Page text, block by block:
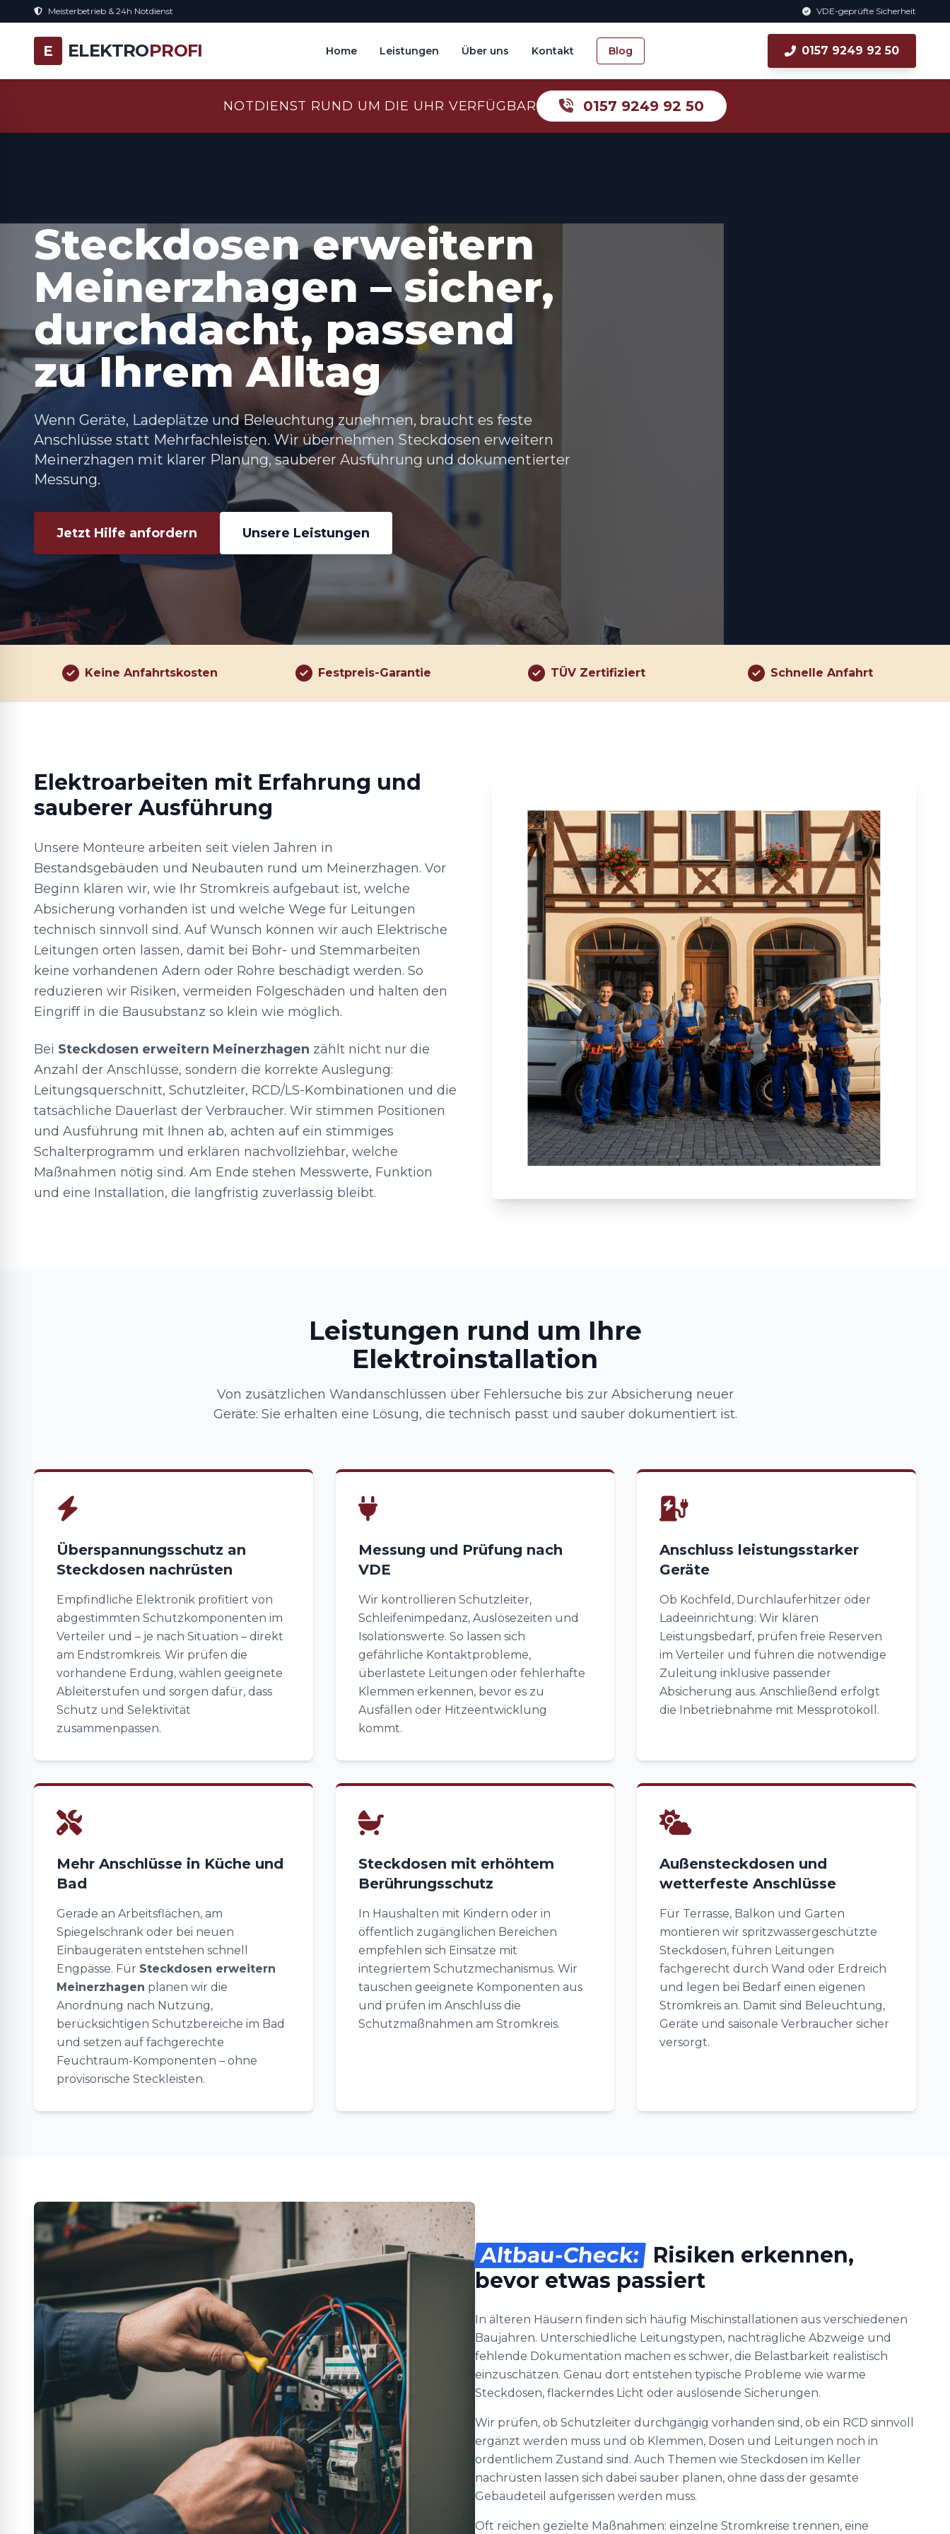
Meisterbetrieb & 24h Notdienst VDE-geprüfte Sicherheit
E ELEKTROPROFI Home Leistungen Über uns Kontakt Blog 0157 9249 92 50
NOTDIENST RUND UM DIE UHR VERFÜGBAR 0157 9249 92 50
Steckdosen erweitern
Meinerzhagen – sicher,
durchdacht, passend
zu Ihrem Alltag
Wenn Geräte, Ladeplätze und Beleuchtung zunehmen, braucht es feste
Anschlüsse statt Mehrfachleisten. Wir übernehmen Steckdosen erweitern
Meinerzhagen mit klarer Planung, sauberer Ausführung und dokumentierter
Messung.
Jetzt Hilfe anfordern Unsere Leistungen
Keine Anfahrtskosten Festpreis-Garantie TÜV Zertifiziert Schnelle Anfahrt
Elektroarbeiten mit Erfahrung und
sauberer Ausführung
Unsere Monteure arbeiten seit vielen Jahren in
Bestandsgebäuden und Neubauten rund um Meinerzhagen. Vor
Beginn klären wir, wie Ihr Stromkreis aufgebaut ist, welche
Absicherung vorhanden ist und welche Wege für Leitungen
technisch sinnvoll sind. Auf Wunsch können wir auch Elektrische
Leitungen orten lassen, damit bei Bohr- und Stemmarbeiten
keine vorhandenen Adern oder Rohre beschädigt werden. So
reduzieren wir Risiken, vermeiden Folgeschäden und halten den
Eingriff in die Bausubstanz so klein wie möglich.
Bei Steckdosen erweitern Meinerzhagen zählt nicht nur die
Anzahl der Anschlüsse, sondern die korrekte Auslegung:
Leitungsquerschnitt, Schutzleiter, RCD/LS-Kombinationen und die
tatsächliche Dauerlast der Verbraucher. Wir stimmen Positionen
und Ausführung mit Ihnen ab, achten auf ein stimmiges
Schalterprogramm und erklären nachvollziehbar, welche
Maßnahmen nötig sind. Am Ende stehen Messwerte, Funktion
und eine Installation, die langfristig zuverlässig bleibt.
Leistungen rund um Ihre
Elektroinstallation
Von zusätzlichen Wandanschlüssen über Fehlersuche bis zur Absicherung neuer
Geräte: Sie erhalten eine Lösung, die technisch passt und sauber dokumentiert ist.
Überspannungsschutz an
Steckdosen nachrüsten
Empfindliche Elektronik profitiert von
abgestimmten Schutzkomponenten im
Verteiler und – je nach Situation – direkt
am Endstromkreis. Wir prüfen die
vorhandene Erdung, wählen geeignete
Ableiterstufen und sorgen dafür, dass
Schutz und Selektivität
zusammenpassen.
Messung und Prüfung nach
VDE
Wir kontrollieren Schutzleiter,
Schleifenimpedanz, Auslösezeiten und
Isolationswerte. So lassen sich
gefährliche Kontaktprobleme,
überlastete Leitungen oder fehlerhafte
Klemmen erkennen, bevor es zu
Ausfällen oder Hitzeentwicklung
kommt.
Anschluss leistungsstarker
Geräte
Ob Kochfeld, Durchlauferhitzer oder
Ladeeinrichtung: Wir klären
Leistungsbedarf, prüfen freie Reserven
im Verteiler und führen die notwendige
Zuleitung inklusive passender
Absicherung aus. Anschließend erfolgt
die Inbetriebnahme mit Messprotokoll.
Mehr Anschlüsse in Küche und
Bad
Gerade an Arbeitsflächen, am
Spiegelschrank oder bei neuen
Einbaugeräten entstehen schnell
Engpässe. Für Steckdosen erweitern
Meinerzhagen planen wir die
Anordnung nach Nutzung,
berücksichtigen Schutzbereiche im Bad
und setzen auf fachgerechte
Feuchtraum-Komponenten – ohne
provisorische Steckleisten.
Steckdosen mit erhöhtem
Berührungsschutz
In Haushalten mit Kindern oder in
öffentlich zugänglichen Bereichen
empfehlen sich Einsätze mit
integriertem Schutzmechanismus. Wir
tauschen geeignete Komponenten aus
und prüfen im Anschluss die
Schutzmaßnahmen am Stromkreis.
Außensteckdosen und
wetterfeste Anschlüsse
Für Terrasse, Balkon und Garten
montieren wir spritzwassergeschützte
Steckdosen, führen Leitungen
fachgerecht durch Wand oder Erdreich
und legen bei Bedarf einen eigenen
Stromkreis an. Damit sind Beleuchtung,
Geräte und saisonale Verbraucher sicher
versorgt.
Altbau-Check: Risiken erkennen,
bevor etwas passiert
In älteren Häusern finden sich häufig Mischinstallationen aus verschiedenen
Baujahren. Unterschiedliche Leitungstypen, nachträgliche Abzweige und
fehlende Dokumentation machen es schwer, die Belastbarkeit realistisch
einzuschätzen. Genau dort entstehen typische Probleme wie warme
Steckdosen, flackerndes Licht oder auslösende Sicherungen.
Wir prüfen, ob Schutzleiter durchgängig vorhanden sind, ob ein RCD sinnvoll
ergänzt werden muss und ob Klemmen, Dosen und Leitungen noch in
ordentlichem Zustand sind. Auch Themen wie Steckdosen im Keller
nachrüsten lassen sich dabei sauber planen, ohne dass der gesamte
Gebäudeteil aufgerissen werden muss.
Oft reichen gezielte Maßnahmen: einzelne Stromkreise trennen, eine